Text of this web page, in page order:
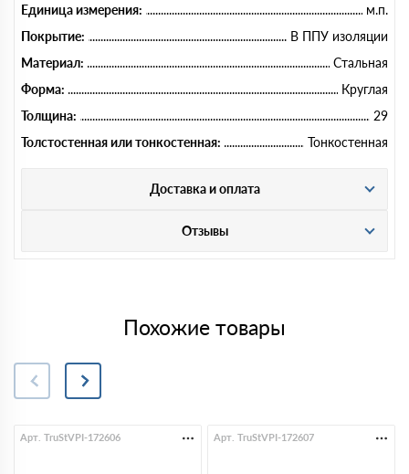
Единица измерения:
м.п.
Покрытие:
В ППУ изоляции
Материал:
Стальная
Форма:
Круглая
Толщина:
29
Толстостенная или тонкостенная:
Тонкостенная
Доставка и оплата
Отзывы
Похожие товары
Арт. TruStVPI-172606 Арт. TruStVPI-172607